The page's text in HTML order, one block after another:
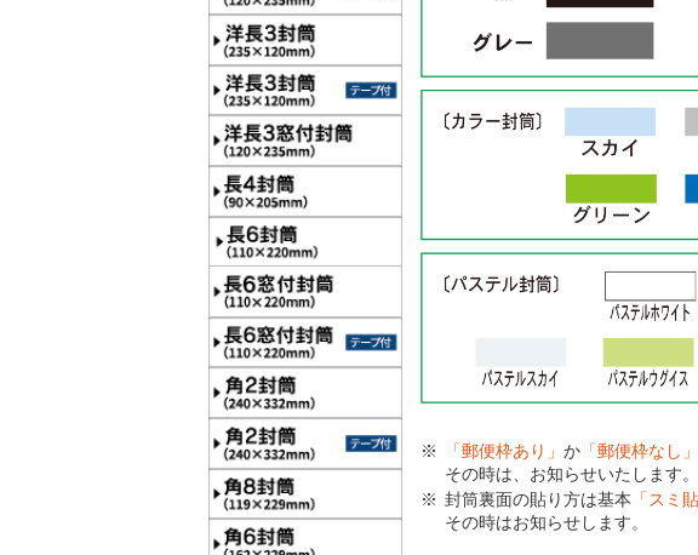
「郵便枠あり」 か 「郵便枠なし」
その時は、お知らせいたします。
封筒裏面の貼り方は基本 「スミ
その時はお知らせします。